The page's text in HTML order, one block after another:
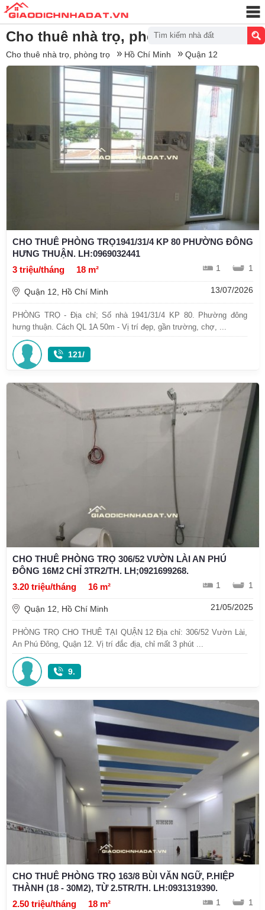
Cho thuê nhà trọ, phòng trọ Quận 12
Cho thuê nhà trọ, phòng trọ Hồ Chí Minh Quận 12
CHO THUÊ PHÒNG TRỌ1941/31/4 KP 80 PHƯỜNG ĐÔNG
HƯNG THUẬN. LH:0969032441
3 triệu/tháng
18 m² 1 1
Quận 12, Hồ Chí Minh 13/07/2026
PHÒNG TRỌ - Địa chỉ; Số nhà 1941/31/4 KP 80. Phường đông
hưng thuận. Cách QL 1A 50m - Vị trí đẹp, gần trường, chợ, ...
121/
CHO THUÊ PHÒNG TRỌ 306/52 VƯỜN LÀI AN PHÚ
ĐÔNG 16M2 CHỈ 3TR2/TH. LH;0921699268.
3.20 triệu/tháng
16 m² 1 1
Quận 12, Hồ Chí Minh 21/05/2025
PHÒNG TRỌ CHO THUÊ TẠI QUẬN 12 Địa chỉ: 306/52 Vườn Lài,
An Phú Đông, Quận 12. Vị trí đắc địa, chỉ mất 3 phút ...
9.
CHO THUÊ PHÒNG TRỌ 163/8 BÙI VĂN NGỮ, P.HIỆP
THÀNH (18 - 30M2), TỪ 2.5TR/TH. LH:0931319390.
2.50 triệu/tháng
18 m² 1 1
Tìm kiếm nhà đất